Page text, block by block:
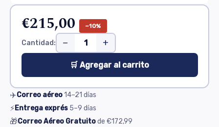
€215,00 −10%
Cantidad: − +
🛒 Agregar al carrito
✈️Correo aéreo14–21 días
⚡Entrega exprés 5–9 días
🎁Correo Aéreo Gratuitode €172,99